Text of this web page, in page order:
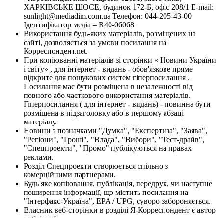
ХАРКІВСЬКЕ ШОСЕ, будинок 172-Б, офіс 208/1 E-mail:
sunlight@mediadim.com.ua Телефон: 044-205-43-00
Ідентифікатор медіа – R40-06068
Використання будь-яких матеріалів, розміщених на
сайті, дозволяється за умови посилання на
Корреспондент.net.
При копіюванні матеріалів зі сторінки « Новини України
і світу» , для інтернет - видань - обов'язкове пряме
відкрите для пошукових систем гіперпосилання .
Посилання має бути розміщена в незалежності від
повного або часткового використання матеріалів.
Гіперпосилання ( для інтернет - видань) - повинна бути
розміщена в підзаголовку або в першому абзаці
матеріалу.
Новини з позначками "Думка", "Експертиза", "Заява",
"Регіони", "Гроші", "Влада", "Вибори", "Тест-драйв",
"Спецпроекти", "Промо" публікуються на правах
реклами.
Розділ Спецпроекти створюється спільно з
комерційними партнерами.
Будь яке копіювання, публікація, передрук, чи наступне
поширення інформації, що містить посилання на
"Інтерфакс-Україна", EPA / UPG, суворо забороняється.
Власник веб-сторінки в розділі Я-Корреспондент є автор